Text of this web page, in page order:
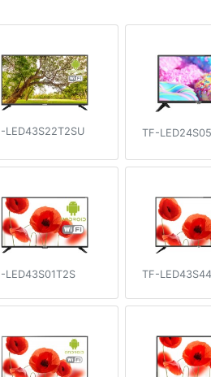
LED43S22T2SU TF-
LED43S01T2S TF-